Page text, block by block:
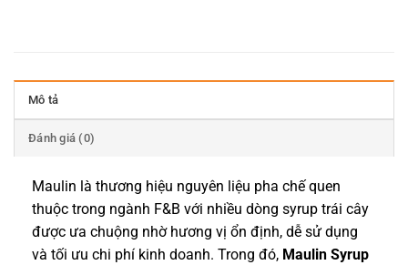
Mô tả
Đánh giá (0)
Maulin là thương hiệu nguyên liệu pha chế quen
thuộc trong ngành F&B với nhiều dòng syrup trái cây
được ưa chuộng nhờ hương vị ổn định, dễ sử dụng
và tối ưu chi phí kinh doanh. Trong đó, Maulin Syrup